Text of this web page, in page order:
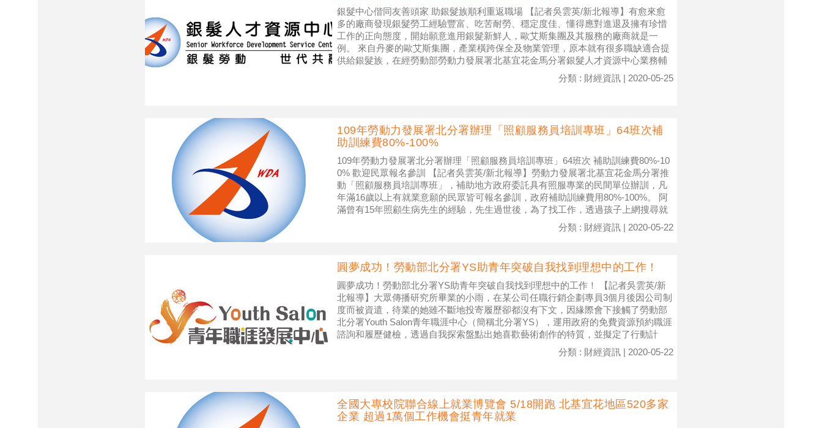
銀髮中心偕同友善頭家 助銀髮族順利重返職場 【記者吳雲英/新北報導】有愈來愈
多的廠商發現銀髮勞工經驗豐富、吃苦耐勞、穩定度佳、懂得應對進退及擁有珍惜
工作的正向態度，開始願意進用銀髮新鮮人，歐艾斯集團及其服務的廠商就是一
例。 來自丹麥的歐艾斯集團，產業橫跨保全及物業管理，原本就有很多職缺適合提
供給銀髮族，在經勞動部勞動力發展署北基宜花金馬分署銀髮人才資源中心業務輔
分類 : 財經資訊 | 2020-05-25
109年勞動力發展署北分署辦理「照顧服務員培訓專班」64班次補
助訓練費80%-100%
109年勞動力發展署北分署辦理「照顧服務員培訓專班」64班次 補助訓練費80%-10
0% 歡迎民眾報名參訓 【記者吳雲英/新北報導】勞動力發展署北基宜花金馬分署推
動「照顧服務員培訓專班」，補助地方政府委託具有照服專業的民間單位辦訓，凡
年滿16歲以上有就業意願的民眾皆可報名參訓，政府補助訓練費用80%-100%。 阿
滿曾有15年照顧生病先生的經驗，先生過世後，為了找工作，透過孩子上網搜尋就
分類 : 財經資訊 | 2020-05-22
圓夢成功！勞動部北分署YS助青年突破自我找到理想中的工作！
圓夢成功！勞動部北分署YS助青年突破自我找到理想中的工作！ 【記者吳雲英/新
北報導】大眾傳播研究所畢業的小雨，在某公司任職行銷企劃專員3個月後因公司制
度而被資遣，待業的她雖不斷地投寄履歷卻都沒有下文，因緣際會下接觸了勞動部
北分署Youth Salon青年職涯中心（簡稱北分署YS），運用政府的免費資源預約職涯
諮詢和履歷健檢，透過自我探索盤點出她喜歡藝術創作的特質，並擬定了行動計
分類 : 財經資訊 | 2020-05-22
全國大專校院聯合線上就業博覽會 5/18開跑 北基宜花地區520多家
企業 超過1萬個工作機會挺青年就業